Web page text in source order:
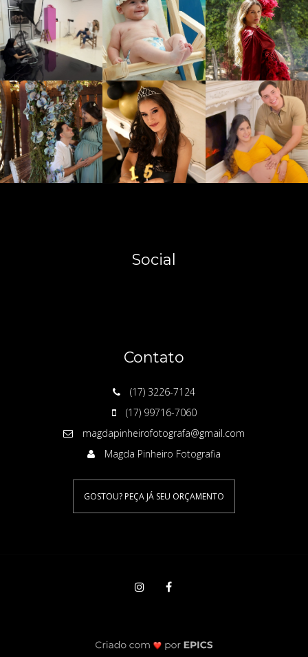
Social
Contato
(17) 3226-7124
(17) 99716-7060
magdapinheirofotografa@gmail.com
Magda Pinheiro Fotografia
GOSTOU? PEÇA JÁ SEU ORÇAMENTO